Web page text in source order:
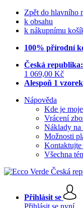
Zpět do hlavního
k obsahu
k nákupnímu
100% přírodní
Česká
1 069,00 Kč
Alespoň 1
Nápověda
Kde je
Vrácení
Náklady na
Možnosti
Kontaktujte
Všechna
Přihlásit se
Přihlásit se nyní